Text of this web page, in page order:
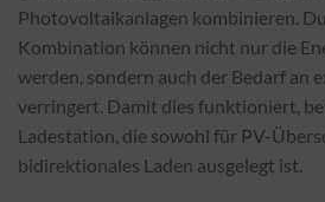
Photovoltaikanlagen kombinieren.
Kombination können nicht nur die
werden, sondern auch der Bedarf an
verringert. Damit dies funktioniert,
Ladestation, die sowohl für PV-
bidirektionales Laden ausgelegt ist.